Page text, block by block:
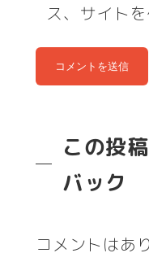
ス、サイトを
この投
バック
コメントはあ